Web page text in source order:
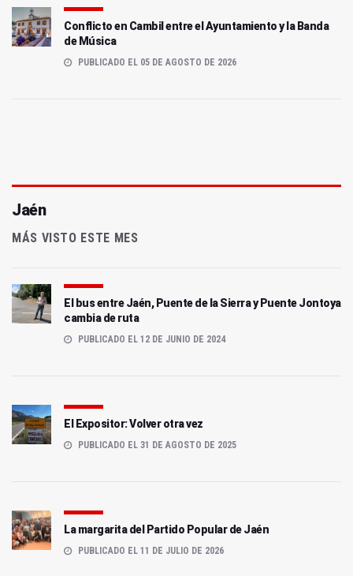
Conflicto en Cambil entre el Ayuntamiento y la Banda
de Música
PUBLICADO EL 05 DE AGOSTO DE 2026
Jaén
MÁS VISTO ESTE MES
El bus entre Jaén, Puente de la Sierra y Puente Jontoya
cambia de ruta
PUBLICADO EL 12 DE JUNIO DE 2024
El Expositor: Volver otra vez
PUBLICADO EL 31 DE AGOSTO DE 2025
La margarita del Partido Popular de Jaén
PUBLICADO EL 11 DE JULIO DE 2026